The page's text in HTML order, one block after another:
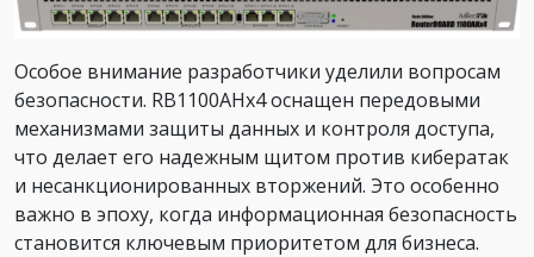
Особое внимание разработчики уделили вопросам
безопасности. RB1100AHx4 оснащен передовыми
механизмами защиты данных и контроля доступа,
что делает его надежным щитом против кибератак
и несанкционированных вторжений. Это особенно
важно в эпоху, когда информационная безопасность
становится ключевым приоритетом для бизнеса.